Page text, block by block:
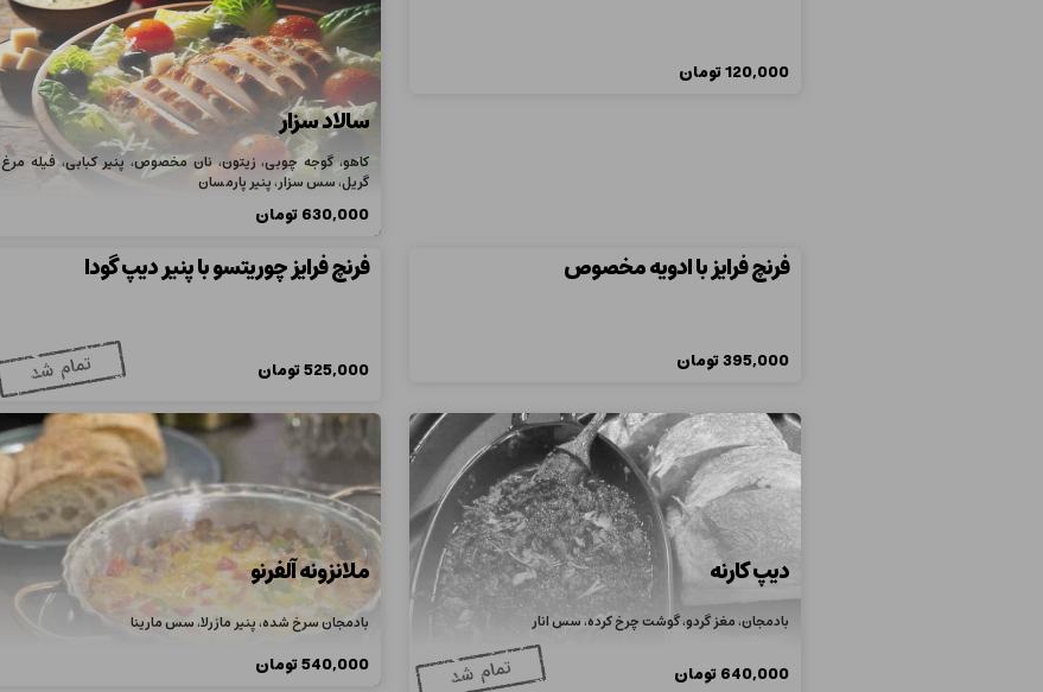
120,000تومان
سالاد سزار
کاهو، گوجه چوبی، زیتون، نان مخصوص، پنیر کبابی، فیله مرغ
گریل، سس سزار، پنیر پارمسان
630,000تومان
فرنچ فرایز با ادویه مخصوص
395,000تومان
فرنچ فرایز چوریتسو با پنیر دیپ گودا
525,000تومان
دیپ کارنه
بادمجان، مغز گردو، گوشت چرخ کرده، سس انار
640,000تومان
ملانزونه آلفرنو
بادمجان سرخ شده، پنیر مازرلا، سس مارینا
540,000تومان